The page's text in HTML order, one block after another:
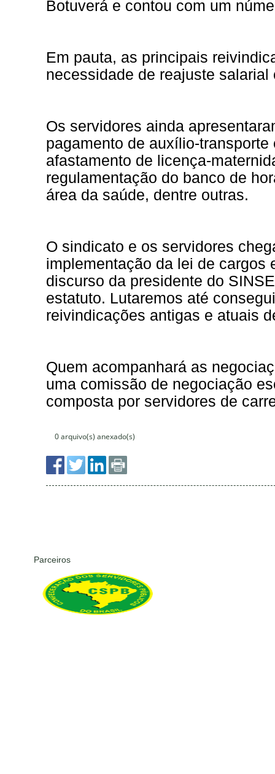
0 arquivo(s) anexado(s)
Parceiros